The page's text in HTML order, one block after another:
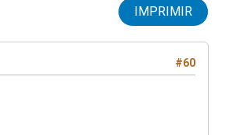
IMPRIMIR
#60